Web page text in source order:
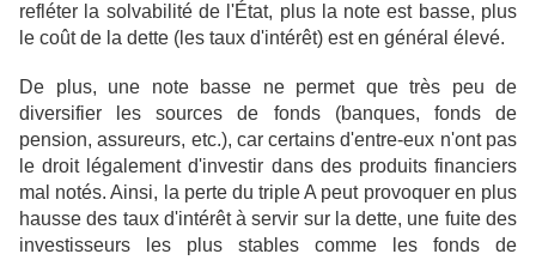
refléter la solvabilité de l'État, plus la note est basse, plus
le coût de la dette (les taux d'intérêt) est en général élevé.
De plus, une note basse ne permet que très peu de
diversifier les sources de fonds (banques, fonds de
pension, assureurs, etc.), car certains d'entre-eux n'ont pas
le droit légalement d'investir dans des produits financiers
mal notés. Ainsi, la perte du triple A peut provoquer en plus
hausse des taux d'intérêt à servir sur la dette, une fuite des
investisseurs les plus stables comme les fonds de